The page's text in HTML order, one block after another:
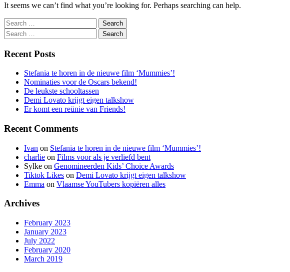
It seems we can’t find what you’re looking for. Perhaps searching can help.
Search
Search
Recent Posts
Stefania te horen in de nieuwe film ‘Mummies’!
Nominaties voor de Oscars bekend!
De leukste schooltassen
Demi Lovato krijgt eigen talkshow
Er komt een reünie van Friends!
Recent Comments
Ivan on Stefania te horen in de nieuwe film ‘Mummies’!
charlie on Films voor als je verliefd bent
Sylke on Genomineerden Kids’ Choice Awards
Tiktok Likes on Demi Lovato krijgt eigen talkshow
Emma on Vlaamse YouTubers kopiëren alles
Archives
February 2023
January 2023
July 2022
February 2020
March 2019